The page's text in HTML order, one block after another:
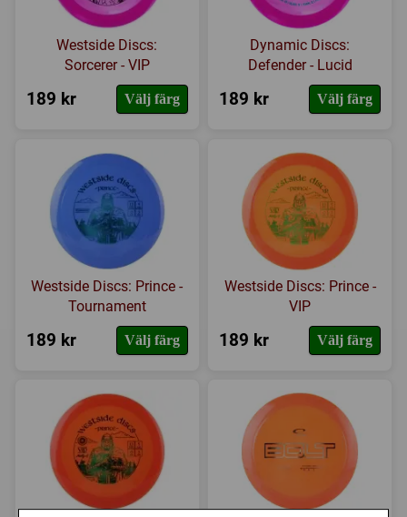
Westside Discs:
Sorcerer - VIP
189 kr Välj färg
Dynamic Discs:
Defender - Lucid
189 kr Välj färg
Westside Discs: Prince -
Tournament
189 kr Välj färg
Westside Discs: Prince -
VIP
189 kr Välj färg